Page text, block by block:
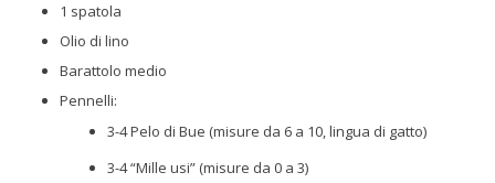
1 spatola
Olio di lino
Barattolo medio
Pennelli:
3-4 Pelo di Bue (misure da 6 a 10, lingua di gatto)
3-4 “Mille usi” (misure da 0 a 3)